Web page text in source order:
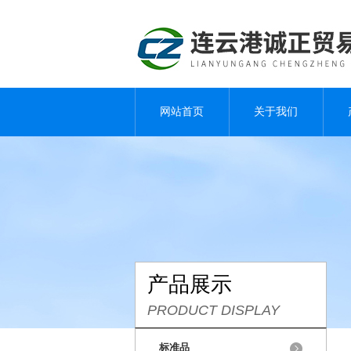
网站首页 关于我们
产品展示
PRODUCT DISPLAY
标准品